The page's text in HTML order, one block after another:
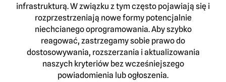
infrastrukturą. W związku z tym często pojawiają się i
rozprzestrzeniają nowe formy potencjalnie
niechcianego oprogramowania. Aby szybko
reagować, zastrzegamy sobie prawo do
dostosowywania, rozszerzania i aktualizowania
naszych kryteriów bez wcześniejszego
powiadomienia lub ogłoszenia.